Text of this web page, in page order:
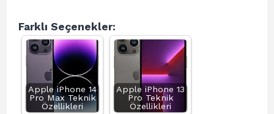
Farklı Seçenekler:
Apple iPhone 14
Pro Max Teknik
Özellikleri
Apple iPhone 13
Pro Teknik
Özellikleri